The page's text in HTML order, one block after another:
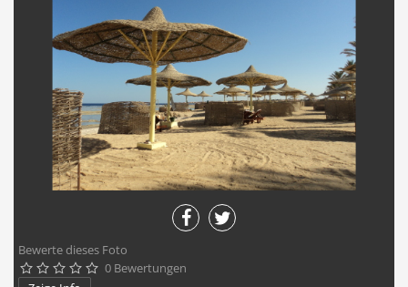
Bewerte dieses Foto
     0 Bewertungen